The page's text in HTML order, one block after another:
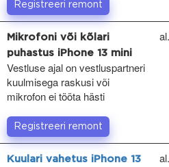
Registreeri remont
Mikrofoni või kõlari
puhastus iPhone 13 mini
Vestluse ajal on vestluspartneri
kuulmisega raskusi või
mikrofon ei tööta hästi
Registreeri remont
Kuulari vahetus iPhone 13